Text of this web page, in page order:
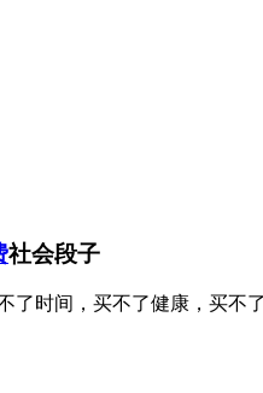
社会段子
了时间，买不了健康，买不